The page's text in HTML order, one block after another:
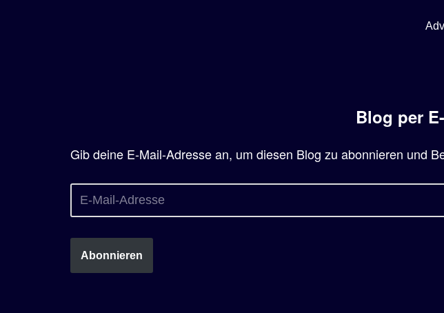
Blog per
Gib deine E-Mail-Adresse an, um diesen Blog zu abonnieren und
Abonnieren